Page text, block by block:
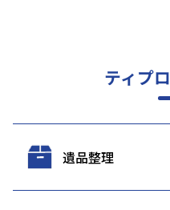
ティプロ
遺品整理